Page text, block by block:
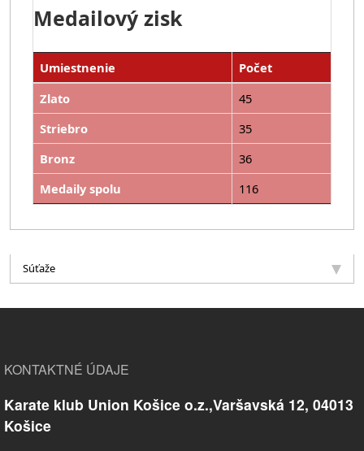
Medailový zisk
Umiestnenie
Počet
Zlato
45
Striebro
35
Bronz
36
Medaily spolu
116
Súťaže
KONTAKTNÉ ÚDAJE
Karate klub Union Košice o.z.,Varšavská 12, 04013
Košice